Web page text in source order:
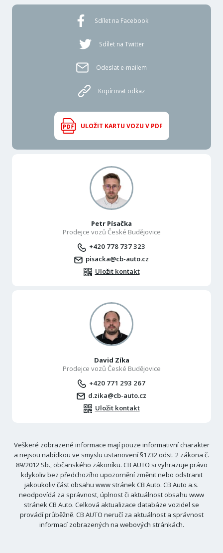
Sdílet na Facebook
Sdílet na Twitter
Odeslat e-mailem
Kopírovat odkaz
ULOŽIT KARTU VOZU V PDF
Petr Písačka
Prodejce vozů České Budějovice
+420 778 737 323
pisacka@cb-auto.cz
Uložit kontakt
David Zíka
Prodejce vozů České Budějovice
+420 771 293 267
d.zika@cb-auto.cz
Uložit kontakt
Veškeré zobrazené informace mají pouze informativní charakter
a nejsou nabídkou ve smyslu ustanovení §1732 odst. 2 zákona č.
89/2012 Sb., občanského zákoníku. CB AUTO si vyhrazuje právo
kdykoliv bez předchozího upozornění změnit nebo odstranit
jakoukoliv část obsahu www stránek CB Auto. CB Auto a.s.
neodpovídá za správnost, úplnost či aktuálnost obsahu www
stránek CB Auto. Celková aktualizace databáze vozidel se
provádí průběžně. CB AUTO neručí za aktuálnost a správnost
informací zobrazených na webových stránkách.